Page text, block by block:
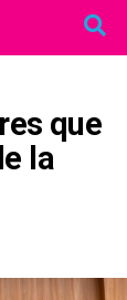
que
la